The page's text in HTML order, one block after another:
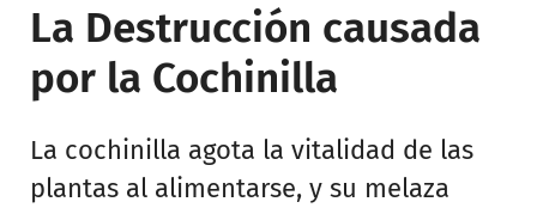
La Destrucción causada
por la Cochinilla
La cochinilla agota la vitalidad de las
plantas al alimentarse, y su melaza